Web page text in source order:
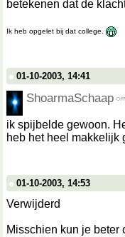
betekenen dat de
Ik heb opgelet bij dat college.
01-10-2003, 14:41
ShoarmaSchaap
ik spijbelde gewoon.
heb het heel makkelijk
01-10-2003, 14:53
Verwijderd
Misschien kun je beter